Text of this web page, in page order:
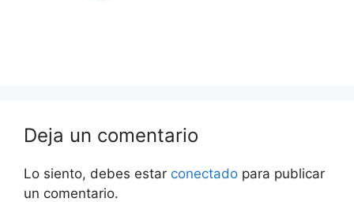
Deja un comentario
Lo siento, debes estar conectado para publicar
un comentario.